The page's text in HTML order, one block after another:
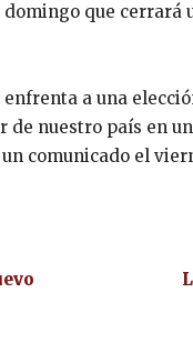
que
a una
nuestro país en
comunicado el